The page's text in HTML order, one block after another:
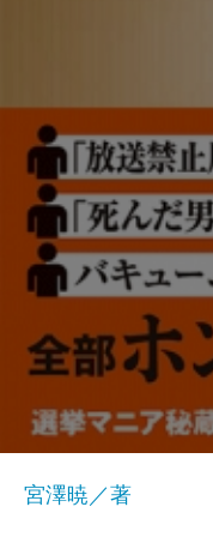
宮澤暁／著